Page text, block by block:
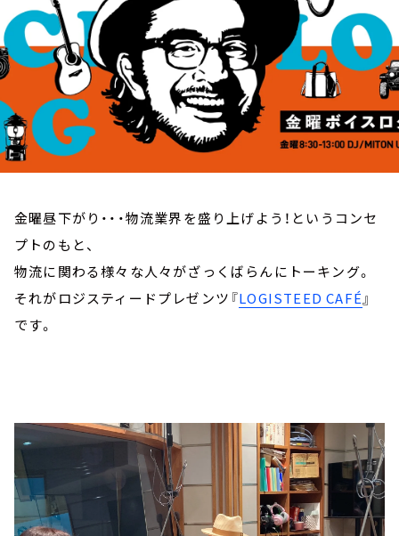
金曜昼下がり・・・物流業界を盛り上げよう！というコンセ
プトのもと、
物流に関わる様々な人々がざっくばらんにトーキング。
それがロジスティードプレゼンツ『LOGISTEED CAFÉ』
です。